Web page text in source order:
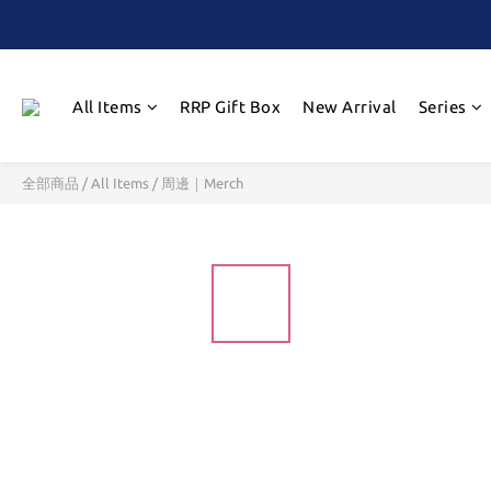
All Items RRP Gift Box New Arrival Series
全部商品 / All Items / 周邊｜Merch